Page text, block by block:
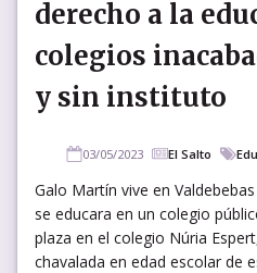
derecho a la
colegios
y sin instituto
03/05/2023 El Salto
Galo Martín vive en
se educara en un colegio
plaza en el colegio Núria
chavalada en edad escolar de